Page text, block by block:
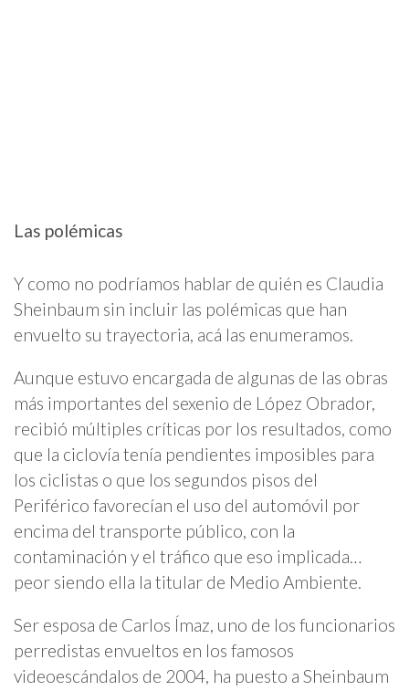
Las polémicas
Y como no podríamos hablar de quién es Claudia
Sheinbaum sin incluir las polémicas que han
envuelto su trayectoria, acá las enumeramos.
Aunque estuvo encargada de algunas de las obras
más importantes del sexenio de López Obrador,
recibió múltiples críticas por los resultados, como
que la ciclovía tenía pendientes imposibles para
los ciclistas o que los segundos pisos del
Periférico favorecían el uso del automóvil por
encima del transporte público, con la
contaminación y el tráfico que eso implicada…
peor siendo ella la titular de Medio Ambiente.
Ser esposa de Carlos Ímaz, uno de los funcionarios
perredistas envueltos en los famosos
videoescándalos de 2004, ha puesto a Sheinbaum